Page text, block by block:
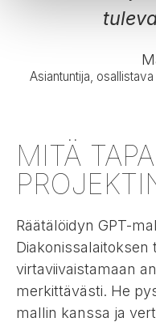
Asiantuntija,
MITÄ
Räätälöidyn GPT-
Diakonissalaitoksen
virtaviivaistamaan
merkittävästi. He
mallin kanssa ja